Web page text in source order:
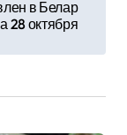
в Белар
28 октября